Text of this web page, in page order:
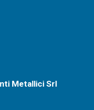
Metallici Srl